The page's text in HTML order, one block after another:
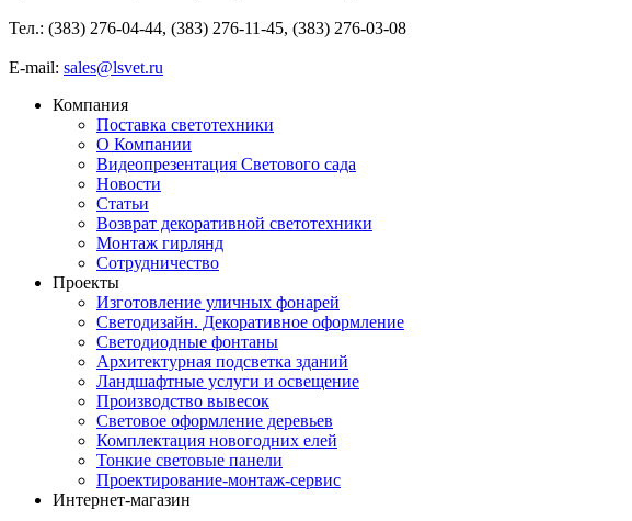
Тел.: (383) 276-04-44, (383) 276-11-45, (383) 276-03-08
E-mail: sales@lsvet.ru
Компания
Поставка светотехники
О Компании
Видеопрезентация Светового сада
Новости
Статьи
Возврат декоративной светотехники
Монтаж гирлянд
Сотрудничество
Проекты
Изготовление уличных фонарей
Светодизайн. Декоративное оформление
Светодиодные фонтаны
Архитектурная подсветка зданий
Ландшафтные услуги и освещение
Производство вывесок
Световое оформление деревьев
Комплектация новогодних елей
Тонкие световые панели
Проектирование-монтаж-сервис
Интернет-магазин